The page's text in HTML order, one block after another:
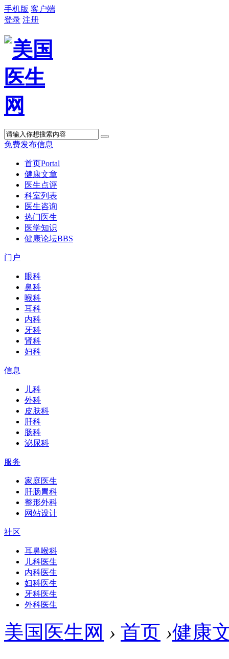
手机版 客户端
登录 注册
免费发布信息
首页Portal
健康文章
医生点评
科室列表
医生咨询
热门医生
医学知识
健康论坛BBS
门户
眼科
鼻科
喉科
耳科
内科
牙科
肾科
妇科
信息
儿科
外科
皮肤科
肝科
肠科
泌尿科
服务
家庭医生
肝肠胃科
整形外科
网站设计
社区
耳鼻喉科
儿科医生
内科医生
妇科医生
牙科医生
外科医生
美国医生网 › 首页 ›健康